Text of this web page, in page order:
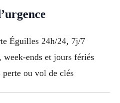
Éguilles 24h/24, 7j/7
ends et jours fériés
perte ou vol de clés